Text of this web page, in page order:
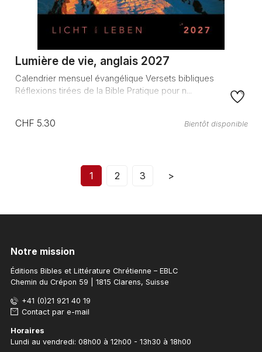
Lumière de vie, anglais 2027
Calendrier mensuel évangélique Versets bibliques
Réflexions tirées de la Bible Pratique pour n...
CHF 5.30 Bientôt disponible
1 2 3 >
Notre mission
Éditions Bibles et Littérature Chrétienne – EBLC
Chemin du Crépon 59 | 1815 Clarens, Suisse
+41 (0)21 921 40 19
Contact par e-mail
Horaires
Lundi au vendredi: 08h00 à 12h00 - 13h30 à 18h00